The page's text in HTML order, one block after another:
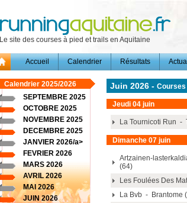
Le site des courses à pied et trails en Aquitaine
Accueil Calendrier Résultats
Calendrier 2025/2026
SEPTEMBRE 2025
OCTOBRE 2025
NOVEMBRE 2025
DECEMBRE 2025
JANVIER 2026/a>
FEVRIER 2026
MARS 2026
AVRIL 2026
MAI 2026
JUIN 2026
Juin 2026 - Courses
Jeudi 04 juin
La Tournicoti Run -
Dimanche 07 juin
Artzainen-
(64)
Les Foulées Des
La Bvb - Brantome